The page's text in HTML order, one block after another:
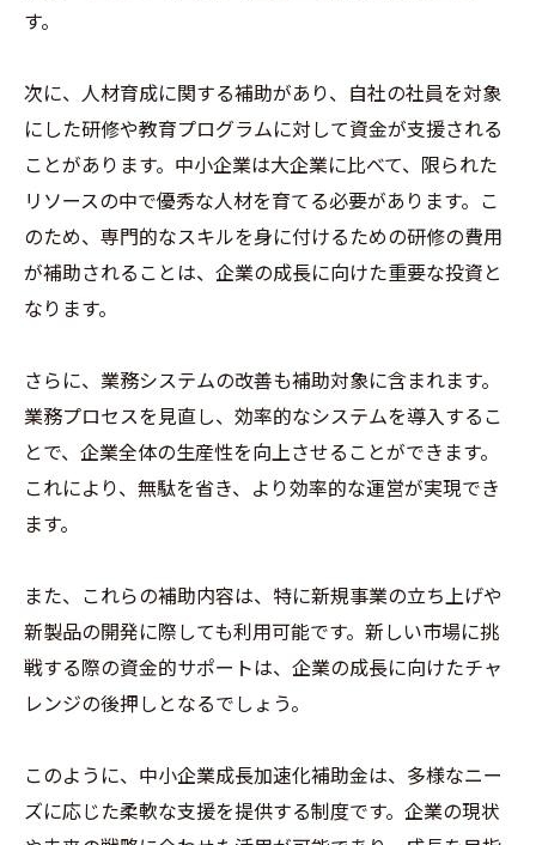
す。
次に、人材育成に関する補助があり、自社の社員を対象
にした研修や教育プログラムに対して資金が支援される
ことがあります。中小企業は大企業に比べて、限られた
リソースの中で優秀な人材を育てる必要があります。こ
のため、専門的なスキルを身に付けるための研修の費用
が補助されることは、企業の成長に向けた重要な投資と
なります。
さらに、業務システムの改善も補助対象に含まれます。
業務プロセスを見直し、効率的なシステムを導入するこ
とで、企業全体の生産性を向上させることができます。
これにより、無駄を省き、より効率的な運営が実現でき
ます。
また、これらの補助内容は、特に新規事業の立ち上げや
新製品の開発に際しても利用可能です。新しい市場に挑
戦する際の資金的サポートは、企業の成長に向けたチャ
レンジの後押しとなるでしょう。
このように、中小企業成長加速化補助金は、多様なニー
ズに応じた柔軟な支援を提供する制度です。企業の現状